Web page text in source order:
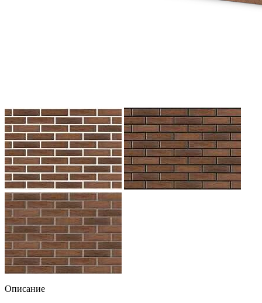
Описание